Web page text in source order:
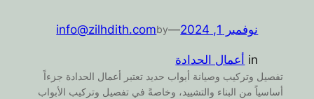
نوفمبر 1, 2024 —
by
info@zilhdith.com
in أعمال الحدادة
تفصيل وتركيب وصيانة أبواب حديد تعتبر أعمال الحدادة جزءاً
أساسياً من البناء والتشييد، وخاصةً في تفصيل وتركيب الأبواب